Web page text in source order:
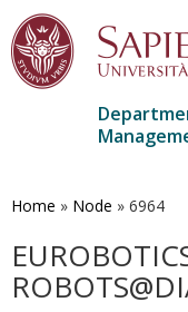
main
Home » Node » 6964